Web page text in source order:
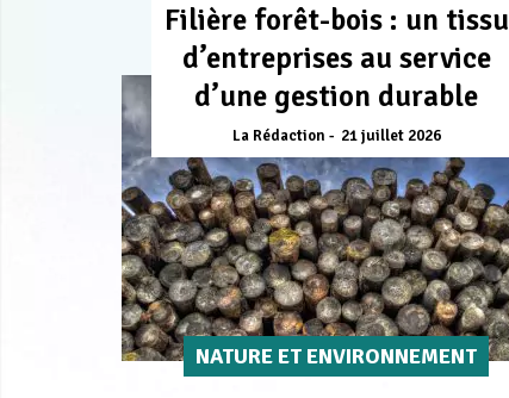
Filière forêt-bois : un tissu
d’entreprises au service
d’une gestion durable
La Rédaction 21 juillet 2026
NATURE ET ENVIRONNEMENT